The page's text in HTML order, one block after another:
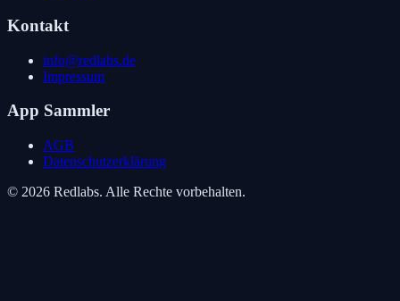
Kontakt
info@redlabs.de
Impressum
App Sammler
AGB
Datenschutzerklärung
© 2026 Redlabs. Alle Rechte vorbehalten.